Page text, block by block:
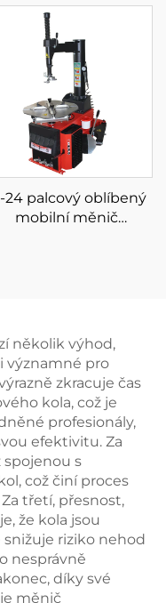
obrazovka laser a
lehké automatické
vyvažovačky kol
24 palcový oblíbený
mobilní měnič
několik výhod,
významné pro
zkracuje čas
kola, což je
profesionály,
efektivitu. Za
s
což činí proces
třetí, přesnost,
že kola jsou
riziko nehod
nesprávně
díky své
měnič